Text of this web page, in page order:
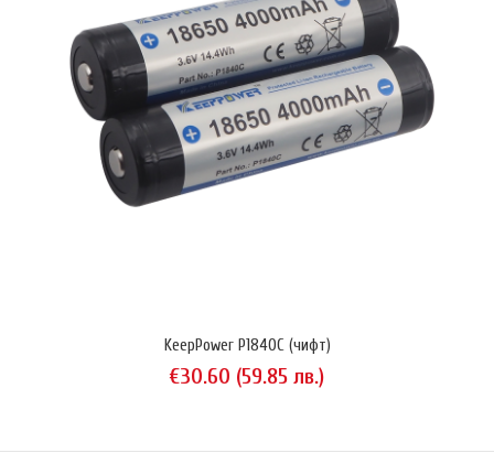
KeepPower P1838C (чифт)
€27.61 (54.00 лв.)
KeepPower P1840C (чифт)
€30.60 (59.85 лв.)